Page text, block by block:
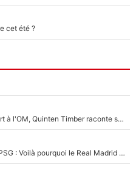
cet été ?
En plein cauchemar après son transfert à l'OM, Quinten Timber raconte ses doutes après sa signature à Marseille
Yan Diomandé était trop cher pour le PSG : Voilà pourquoi le Real Madrid a accepté de payer la somme record de 140M€ pour boucler son transfert !